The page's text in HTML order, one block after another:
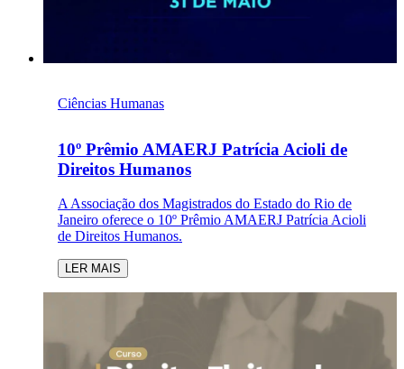
Ciências Humanas
10º Prêmio AMAERJ Patrícia Acioli de
Direitos Humanos
A Associação dos Magistrados do Estado do Rio de
Janeiro oferece o 10º Prêmio AMAERJ Patrícia Acioli
de Direitos Humanos.
LER MAIS